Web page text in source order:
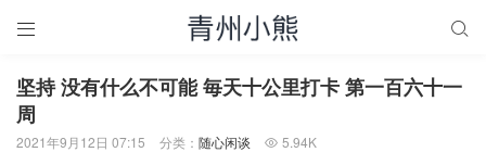
 
坚持 没有什么不可能 毎天十公里打卡 第一百六十一
周
2021年9月12日 07:15 分类： 随心闲谈  5.94K